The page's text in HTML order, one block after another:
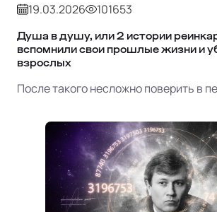
19.03.2026 101653
Душа в душу, или 2 истории
вспомнили свои прошлые жизни и
взрослых
После такого несложно поверить в